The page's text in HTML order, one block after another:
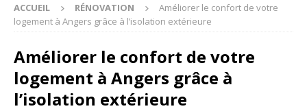
ACCUEIL RÉNOVATION
Améliorer le confort de votre
logement à Angers grâce à l’isolation extérieure
Améliorer le confort de votre
logement à Angers grâce à
l’isolation extérieure